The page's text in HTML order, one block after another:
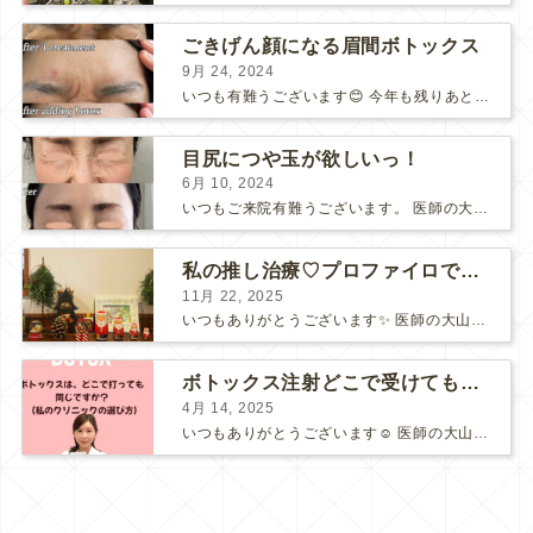
ごきげん顔になる眉間ボトックス
9月 24, 2024
目尻につや玉が欲しいっ！
6月 10, 2024
いつもご来院有難うございます。 医師の大山です😊 こちらは担当させて頂いた 「目尻BOTOX」の40代の患者さまの経過のお写真⇩ もともと静止ジワはあまり深くない方です...
私の推し治療♡プロファイロで目の下もふんわり明るく
11月 22, 2025
いつもありがとうございます✨ 医師の大山です。 11月も後半になりましたね。 自宅で、少しだけクリスマスの飾り付けをしてみました😊 ですが、 普段の我が家は、息子とガチャで集...
ボトックス注射どこで受けても一緒ですか？ 【施術者目線のクリニック選びのポイント】
4月 14, 2025